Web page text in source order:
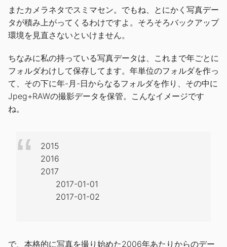
またカメラネタでスミマセン。でもね、とにかく写真デー
タが積み上がってくるわけですよ。そろそろバックアップ
環境を見直さないといけません。
ちなみに私の持っている写真データは、これまで年ごとに
フォルダわけして保存してます。年単位のフォルダを作っ
て、その下に年-月-日からなるフォルダを作り、その中に
Jpeg+RAWの撮影データを保管。こんなイメージです
ね。
2015
2016
2017
2017-01-01
2017-01-02
で、本格的に写真を撮り始めた2006年あたりからのデー